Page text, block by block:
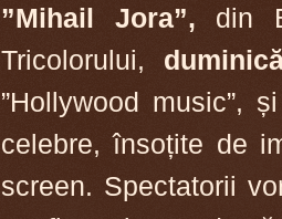
”Mihail Jora”, din
Tricolorului,
”Hollywood music”,
celebre, însoțite de
screen. Spectatorii